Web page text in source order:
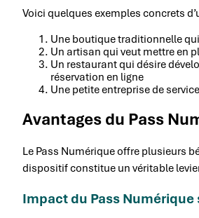
Voici quelques exemples concrets
Une boutique traditionnelle
Un artisan qui veut mettre en
Un restaurant qui désire
réservation en ligne
Une petite entreprise de
Avantages du Pass
Le Pass Numérique offre plusieurs
dispositif constitue un véritable
Impact du Pass